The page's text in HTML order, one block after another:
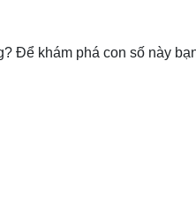
Để khám phá con số này